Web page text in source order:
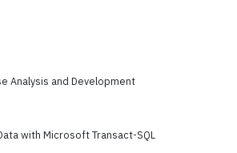
Analysis and Development
with Microsoft Transact-SQL